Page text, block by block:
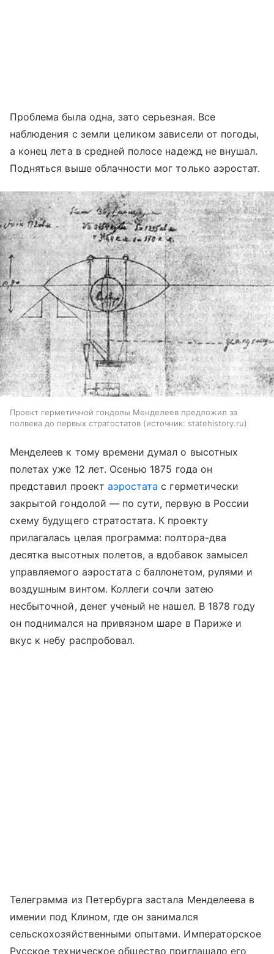
Проблема была одна, зато серьезная. Все
наблюдения с земли целиком зависели от погоды,
а конец лета в средней полосе надежд не внушал.
Подняться выше облачности мог только аэростат.
Проект герметичной гондолы Менделеев предложил за
полвека до первых стратостатов
источник: statehistory.ru
Менделеев к тому времени думал о высотных
полетах уже 12 лет. Осенью 1875 года он
представил проект аэростата с герметически
закрытой гондолой — по сути, первую в России
схему будущего стратостата. К проекту
прилагалась целая программа: полтора-два
десятка высотных полетов, а вдобавок замысел
управляемого аэростата с баллонетом, рулями и
воздушным винтом. Коллеги сочли затею
несбыточной, денег ученый не нашел. В 1878 году
он поднимался на привязном шаре в Париже и
вкус к небу распробовал.
Телеграмма из Петербурга застала Менделеева в
имении под Клином, где он занимался
сельскохозяйственными опытами. Императорское
Русское техническое общество приглашало его